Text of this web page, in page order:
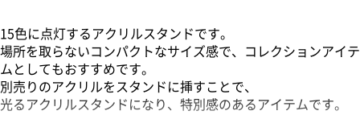
15色に点灯するアクリルスタンドです。
場所を取らないコンパクトなサイズ感で、コレクションアイテ
ムとしてもおすすめです。
別売りのアクリルをスタンドに挿すことで、
光るアクリルスタンドになり、特別感のあるアイテムです。